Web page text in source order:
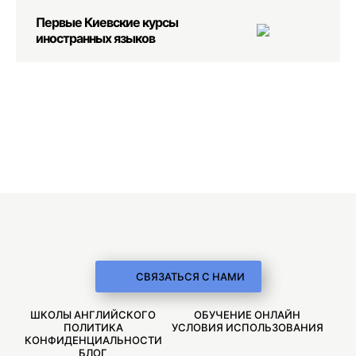
Первые Киевские курсы
иностранных языков
СВЯЗАТЬСЯ С НАМИ
ШКОЛЫ АНГЛИЙСКОГО
ОБУЧЕНИЕ ОНЛАЙН
ПОЛИТИКА
КОНФИДЕНЦИАЛЬНОСТИ
УСЛОВИЯ ИСПОЛЬЗОВАНИЯ
БЛОГ